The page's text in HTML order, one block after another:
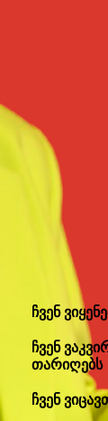
ჩვენ
ჩვენ
თარიღებს
ჩვენ